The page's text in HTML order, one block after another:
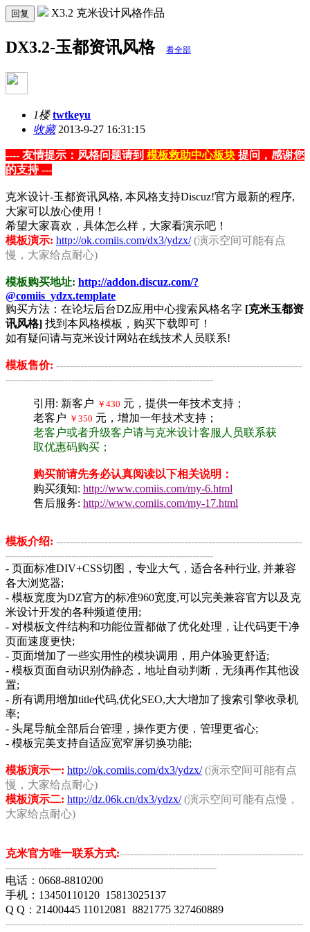
回复 X3.2 克米设计风格作品
DX3.2-玉都资讯风格 看全部
1楼 twtkeyu
收藏2013-9-27 16:31:15
---- 友情提示：风格问题请到 模板救助中心板块 提问，感谢您
的支持 ---
克米设计-玉都资讯风格, 本风格支持Discuz!官方最新的程序,
大家可以放心使用！
希望大家喜欢，具体怎么样，大家看演示吧！
模板演示: http://ok.comiis.com/dx3/ydzx/ (演示空间可能有点
慢，大家给点耐心)
模板购买地址: http://addon.discuz.com/?
@comiis_ydzx.template
购买方法：在论坛后台DZ应用中心搜索风格名字 [克米玉都资
讯风格] 找到本风格模板，购买下载即可！
如有疑问请与克米设计网站在线技术人员联系!
模板售价: -----------------------------------------------------------------------
------------------------------------------------------------
引用: 新客户 ￥430 元，提供一年技术支持；
老客户 ￥350 元，增加一年技术支持；
老客户或者升级客户请与克米设计客服人员联系获
取优惠码购买；
购买前请先务必认真阅读以下相关说明：
购买须知: http://www.comiis.com/my-6.html
售后服务: http://www.comiis.com/my-17.html
模板介绍: -----------------------------------------------------------------------
------------------------------------------------------------
- 页面标准DIV+CSS切图，专业大气，适合各种行业, 并兼容
各大浏览器;
- 模板宽度为DZ官方的标准960宽度,可以完美兼容官方以及克
米设计开发的各种频道使用;
- 对模板文件结构和功能位置都做了优化处理，让代码更干净
页面速度更快;
- 页面增加了一些实用性的模块调用，用户体验更舒适;
- 模板页面自动识别伪静态，地址自动判断，无须再作其他设
置;
- 所有调用增加title代码,优化SEO,大大增加了搜索引擎收录机
率;
- 头尾导航全部后台管理，操作更方便，管理更省心;
- 模板完美支持自适应宽窄屏切换功能;
模板演示一: http://ok.comiis.com/dx3/ydzx/ (演示空间可能有点
慢，大家给点耐心)
模板演示二: http://dz.06k.cn/dx3/ydzx/ (演示空间可能有点慢，
大家给点耐心)
克米官方唯一联系方式:-----------------------------------------------------
-------------------------------------------------------------
电话：0668-8810200
手机：13450110120 15813025137
Q Q：21400445 11012081 8821775 327460889
--------------------------------------------------------------------------------------